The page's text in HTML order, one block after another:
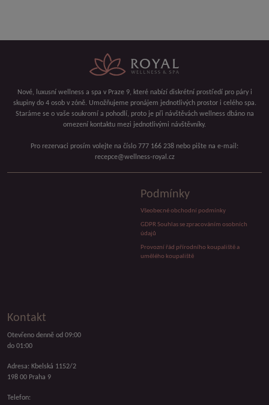
Nové, luxusní wellness a spa v Praze 9, které nabízí diskrétní prostředí pro páry i
skupiny do 4 osob v zóně. Umožňujeme pronájem jednotlivých prostor i celého spa.
Staráme se o vaše soukromí a pohodlí, proto je při návštěvách wellness dbáno na
omezení kontaktu mezi jednotlivými návštěvníky.
Pro rezervaci prosím volejte na číslo 777 166 238 nebo pište na e-mail:
recepce@wellness-royal.cz
Podmínky
Všeobecné obchodní podmínky
GDPR Souhlas se zpracováním osobních
údajů
Provozní řád přírodního koupaliště a
umělého koupaliště
Kontakt
Otevřeno denně od 09:00
do 01:00
Adresa: Kbelská 1152/2
198 00 Praha 9
Telefon: